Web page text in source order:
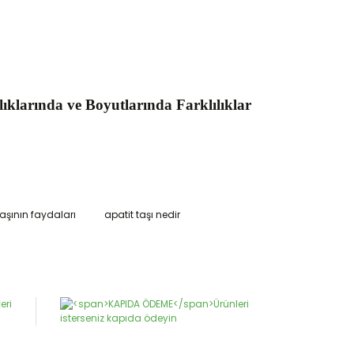
ve Boyutlarında Farklılıklar
tarafımıza iletebilirsiniz.
faydaları
apatit taşı nedir